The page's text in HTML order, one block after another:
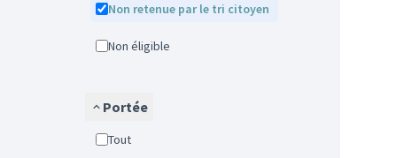
Non retenue par le tri citoyen
Non éligible
Portée
Tout